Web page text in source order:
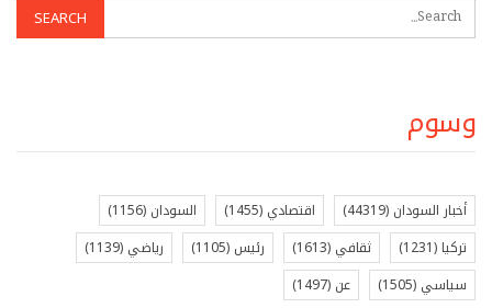
وسوم
أخبار السودان (44319) اقتصادي (1455) السودان (1156)
تركيا (1231) ثقافي (1613) رئيس (1105) رياضي (1139)
سياسي (1505) عن (1497)